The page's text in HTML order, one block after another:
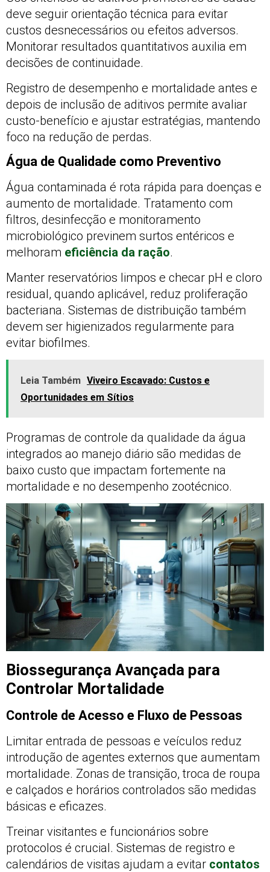
deve seguir orientação técnica para evitar
custos desnecessários ou efeitos adversos.
Monitorar resultados quantitativos auxilia em
decisões de continuidade.
Registro de desempenho e mortalidade antes e
depois de inclusão de aditivos permite avaliar
custo‑benefício e ajustar estratégias, mantendo
foco na redução de perdas.
Água de Qualidade como Preventivo
Água contaminada é rota rápida para doenças e
aumento de mortalidade. Tratamento com
filtros, desinfecção e monitoramento
microbiológico previnem surtos entéricos e
melhoram eficiência da ração.
Manter reservatórios limpos e checar pH e cloro
residual, quando aplicável, reduz proliferação
bacteriana. Sistemas de distribuição também
devem ser higienizados regularmente para
evitar biofilmes.
Leia Também Viveiro Escavado: Custos e
Oportunidades em Sítios
Programas de controle da qualidade da água
integrados ao manejo diário são medidas de
baixo custo que impactam fortemente na
mortalidade e no desempenho zootécnico.
Biossegurança Avançada para
Controlar Mortalidade
Controle de Acesso e Fluxo de Pessoas
Limitar entrada de pessoas e veículos reduz
introdução de agentes externos que aumentam
mortalidade. Zonas de transição, troca de roupa
e calçados e horários controlados são medidas
básicas e eficazes.
Treinar visitantes e funcionários sobre
protocolos é crucial. Sistemas de registro e
calendários de visitas ajudam a evitar contatos